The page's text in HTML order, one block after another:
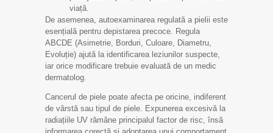
viață.
De asemenea, autoexaminarea regulată a pielii este
esențială pentru depistarea precoce. Regula
ABCDE (Asimetrie, Borduri, Culoare, Diametru,
Evoluție) ajută la identificarea leziunilor suspecte,
iar orice modificare trebuie evaluată de un medic
dermatolog.
Cancerul de piele poate afecta pe oricine, indiferent
de vârstă sau tipul de piele. Expunerea excesivă la
radiațiile UV rămâne principalul factor de risc, însă